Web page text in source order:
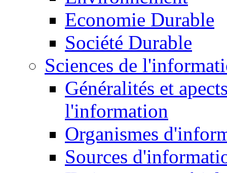
Economie Durable
Société Durable
Sciences de
Généralités et
l'information
Organismes
Sources